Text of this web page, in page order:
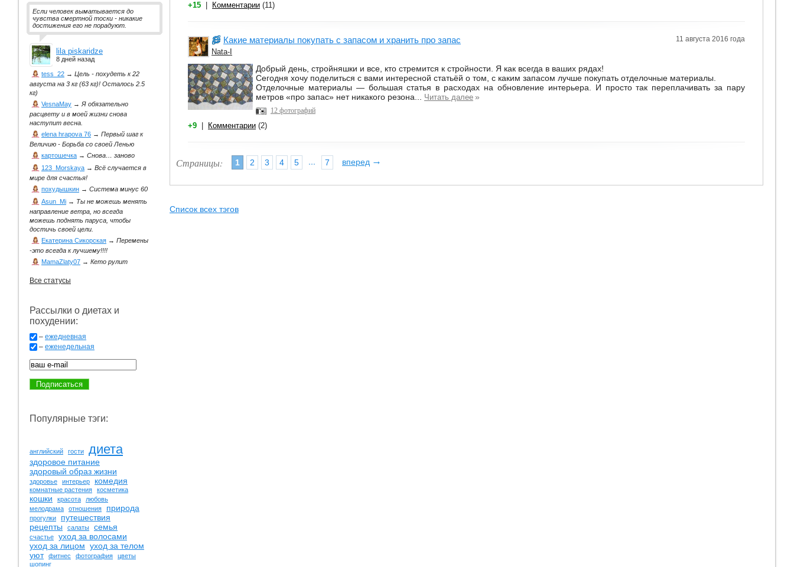
+15 Комментарии (11)
Какие материалы покупать с запасом и хранить про запас 11 августа 2016 года
Nata-I
Добрый день, стройняшки и все, кто стремится к стройности. Я как всегда в ваших рядах!
Сегодня хочу поделиться с вами интересной статьёй о том, с каким запасом лучше покупать отделочные материалы.
Отделочные материалы — большая статья в расходах на обновление интерьера. И просто так переплачивать за пару
метров «про запас» нет никакого резона... Читать далее »
12 фотографий
+9 Комментарии (2)
Страницы: 1 2 3 4 5 ... 7 вперед →
Список всех тэгов
Если человек выматывается до
чувства смертной тоски - никакие
достижения его не порадуют.
lila piskaridze
8 дней назад
tess_22 → Цель - похудеть к 22
августа на 3 кг (63 кг)! Осталось 2.5
кг)
VesnaMay →Я обязательно
расцвету и в моей жизни снова
наступит весна.
elena hrapova 76 → Первый шаг к
Величию - Борьба со своей Ленью
картошечка → Снова… заново
123_Morskaya → Всё случается в
мире для счастья!
похудышкин → Система минус 60
Asun_Mi → Ты не можешь менять
направление ветра, но всегда
можешь поднять паруса, чтобы
достичь своей цели.
Екатерина Сикорская → Перемены
-это всегда к лучшему!!!!
MamaZlaty07 → Кето рулит
Все статусы
Рассылки о диетах и
похудении:
– ежедневная
– еженедельная
Популярные тэги:
английский гости диета
здоровое питание
здоровый образ жизни
здоровье интерьер комедия
комнатные растения косметика
кошки красота
любовь
мелодрама
отношения природа
прогулки
путешествия
рецепты
салаты семья
счастье
уход за волосами
уход за лицом уход за телом
уют
фитнес фотография
цветы
шопинг